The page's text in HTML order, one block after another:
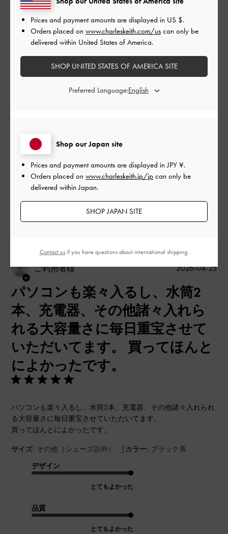
クです。
どんな洋服にも合い、パソコンもiPadも入る利便性の高いバック
です。
サイズ: その他（シューズ以外） |カラー: ブラック系
もっと見る
このレビューは役に立ちましたか？
ご利用者様
パソコンも楽々入るし、水筒2
本、充電器、その他諸々入れら
れる大容量さに毎日重宝させて
いただいてます。 買ってほんと
によかったです。
パソコンも楽々入るし、水筒2本、充電器、その他諸々入れられ
る大容量さに毎日重宝させていただいてます。
買ってほんとによかったです。
サイズ: その他（シューズ以外） | カラー: ブラック系
デザイン
とてもよかった
品質
とてもよかった
公
2026-04-25
Shop our Japan site
Prices and payment amounts are displayed inJPY ¥.
Orders placed on www.charleskeith.jp/jp can only be
delivered within Japan.
SHOP JAPAN SITE
Prices and payment amounts are displayed in US $.
Orders placed on www.charleskeith.com/us can only be
delivered within United States of America.
SHOP UNITED STATES OF AMERICA SITE
Preferred Language:
Contact usif you have questions about international shipping.